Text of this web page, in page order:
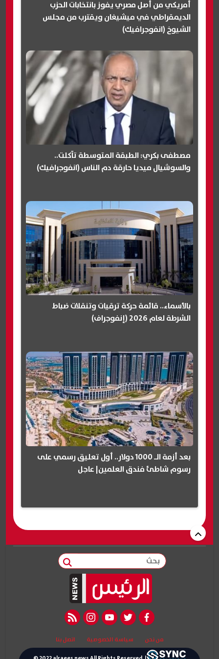
أمريكي من أصل مصري يفوز بانتخابات الحزب
الديمقراطي في ميشيغان ويقترب من مجلس
الشيوخ (انفوجرافيك)
مصطفى بكري: الطبقة المتوسطة تآكلت..
والسوشيال ميديا حارقة دم الناس (انفوجرافيك)
بالأسماء.. قائمة حركة ترقيات وتنقلات ضباط
الشرطة لعام 2026 (إنفوجراف)
بعد أزمة الـ 1000 دولار.. أول تعليق رسمي على
رسوم شاطئ فندق العلمين| عاجل
بحث
facebook
twitter
youtube
instagram
rss feed
من نحن سياسة الخصوصية اتصل بنا